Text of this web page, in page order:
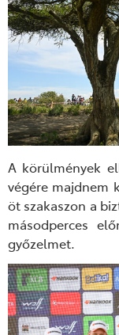
A körülmények
végére majdnem
öt szakaszon a
másodperces
győzelmet.